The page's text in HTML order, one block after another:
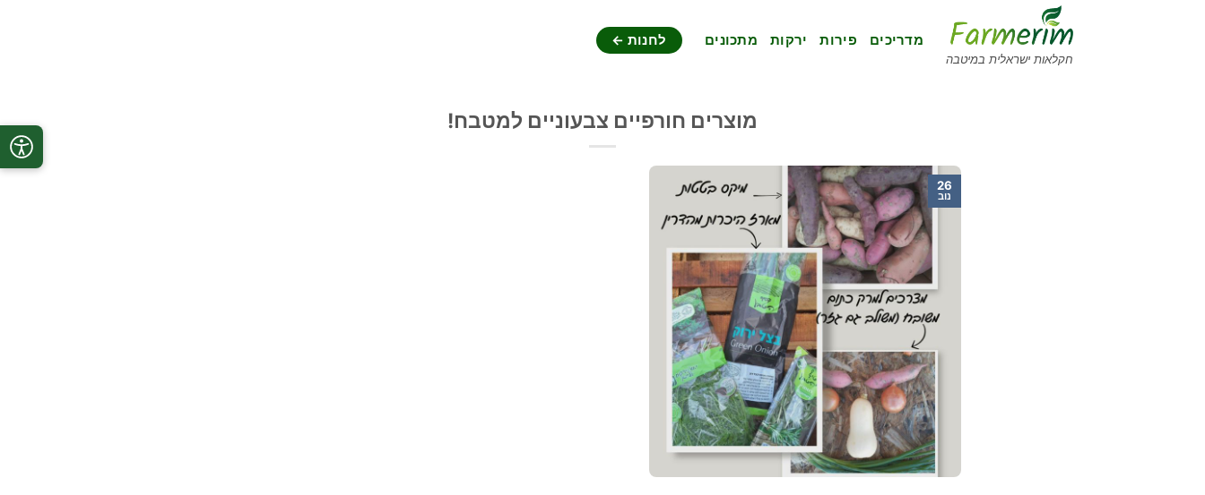
חקלאות ישראלית במיטבה
מדריכים פירות ירקות מתכונים לחנות ←
מוצרים חורפיים צבעוניים למטבח!
26
נוב